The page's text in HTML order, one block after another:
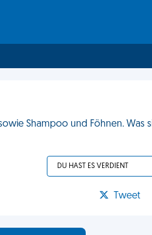
Shampoo und Föhnen. Was
DU HAST ES VERDIENT
Tweet